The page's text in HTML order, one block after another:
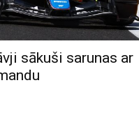
sākuši sarunas ar